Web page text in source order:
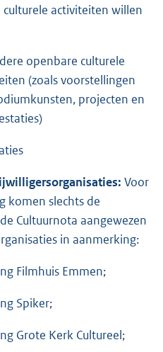
culturele activiteiten willen
openbare culturele
(zoals voorstellingen
projecten en
Voor
komen slechts de
Cultuurnota aangewezen
in aanmerking:
Filmhuis Emmen;
Spiker;
Grote Kerk Cultureel;